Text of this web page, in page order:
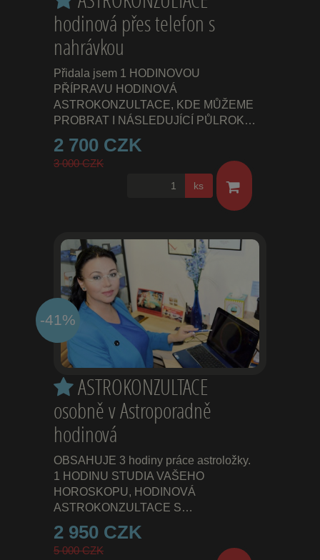
hodinová přes telefon s
nahrávkou
Přidala jsem 1 HODINOVOU
PŘÍPRAVU HODINOVÁ
ASTROKONZULTACE, KDE MŮŽEME
PROBRAT I NÁSLEDUJÍCÍ PŮLROK…
3 000 CZK
2 700 CZK
ks
-41%
ASTROKONZULTACE
osobně v Astroporadně
hodinová
OBSAHUJE 3 hodiny práce astroložky.
1 HODINU STUDIA VAŠEHO
HOROSKOPU, HODINOVÁ
ASTROKONZULTACE S…
5 000 CZK
2 950 CZK